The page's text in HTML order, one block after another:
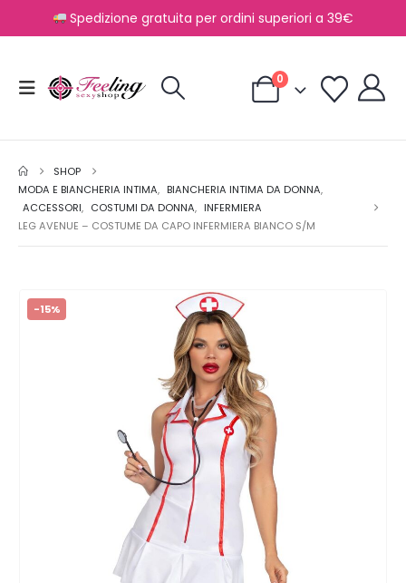
Spedizione gratuita per ordini superiori a 39€
0
SHOP
MODA E BIANCHERIA INTIMA, BIANCHERIA INTIMA DA DONNA,
ACCESSORI, COSTUMI DA DONNA, INFERMIERA
LEG AVENUE – COSTUME DA CAPO INFERMIERA BIANCO S/M
-15%